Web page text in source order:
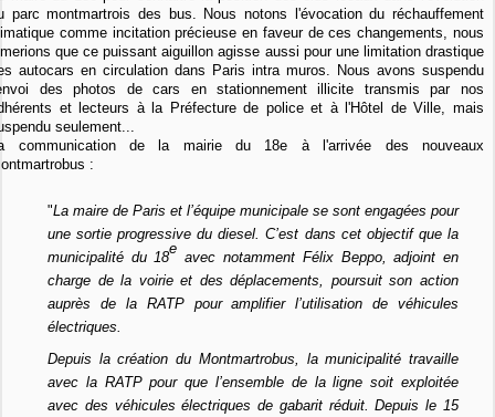
parc montmartrois des bus. Nous notons l'évocation du réchauffement
comme incitation précieuse en faveur de ces changements, nous
que ce puissant aiguillon agisse aussi pour une limitation drastique
autocars en circulation dans Paris intra muros. Nous avons suspendu
des photos de cars en stationnement illicite transmis par nos
et lecteurs à la Préfecture de police et à l'Hôtel de Ville, mais
seulement...
communication de la mairie du 18e à l'arrivée des nouveaux
:
"La maire de Paris et l’équipe municipale se sont engagées pour
une sortie progressive du diesel. C’est dans cet objectif que la
municipalité du 18e avec notamment Félix Beppo, adjoint en
charge de la voirie et des déplacements, poursuit son action
auprès de la RATP pour amplifier l’utilisation de véhicules
électriques.
Depuis la création du Montmartrobus, la municipalité travaille
avec la RATP pour que l’ensemble de la ligne soit exploitée
avec des véhicules électriques de gabarit réduit. Depuis le 15